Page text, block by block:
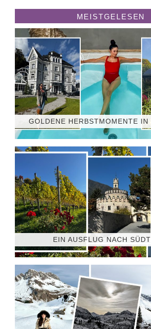
MEISTGELESEN
GOLDENE HERBSTMOMENTE IN
EIN AUSFLUG NACH